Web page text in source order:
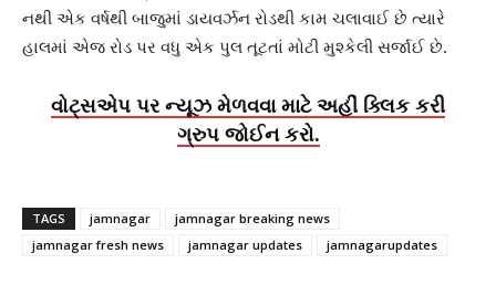
નથી એક વર્ષથી બાજુમાં ડાયવર્ઝન રોડથી કામ ચલાવાઈ છે ત્યારે
હાલમાં એજ રોડ પર વધુ એક પુલ તૂટતાં મોટી મુશ્કેલી સર્જાઈ છે.
વોટ્સએપ પર ન્યૂઝ મેળવવા માટે અહીં ક્લિક કરી
ગ્રુપ જોઈન કરો.
TAGS jamnagar
jamnagar breaking news
jamnagar fresh news
jamnagar updates jamnagarupdates